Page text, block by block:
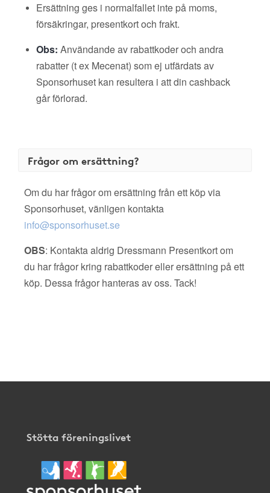
Ersättning ges i normalfallet inte på moms,
försäkringar, presentkort och frakt.
Obs: Användande av rabattkoder och andra
rabatter (t ex Mecenat) som ej utfärdats av
Sponsorhuset kan resultera i att din cashback
går förlorad.
Frågor om ersättning?
Om du har frågor om ersättning från ett köp via
Sponsorhuset, vänligen kontakta
info@sponsorhuset.se
OBS: Kontakta aldrig Dressmann Presentkort om
du har frågor kring rabattkoder eller ersättning på ett
köp. Dessa frågor hanteras av oss. Tack!
Stötta föreningslivet